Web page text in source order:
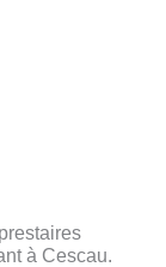
à Cescau.